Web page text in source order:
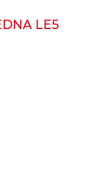
EDNA LE5